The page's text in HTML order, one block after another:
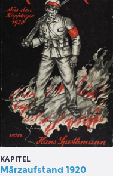
KAPITEL
Märzaufstand 1920